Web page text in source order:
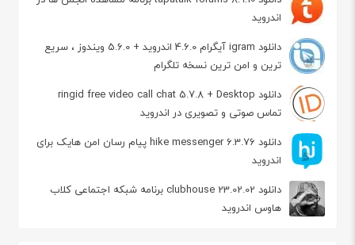
اندروید
دانلود igram آیگرام 4.6.0 اندروید + 5.6.0 ویندوز ، سریع
ترین و امن ترین نسخه تلگرام
دانلود ringid free video call chat 5.7.8 + Desktop
تماس صوتی و تصویری در اندروید
دانلود hike messenger 6.3.76 پیام‌ رسان‌ امن هایک برای
اندروید
دانلود clubhouse 23.02.02 برنامه شبکه اجتماعی کلاب
هاوس اندروید